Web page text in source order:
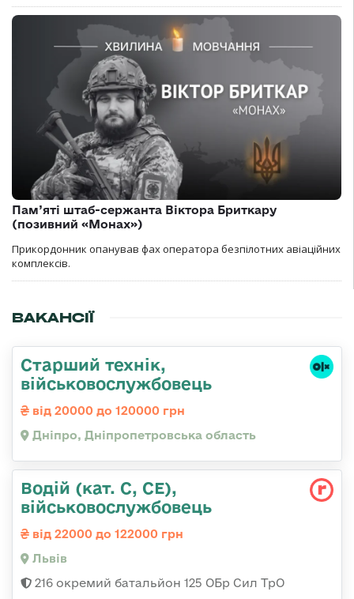
Пам’яті штаб-сержанта Віктора Бриткару
(позивний «Монах»)
Прикордонник опанував фах оператора безпілотних авіаційних
комплексів.
ВАКАНСІЇ
Старший технік,
військовослужбовець
від 20000 до 120000 грн
Дніпро, Дніпропетровська область
Водій (кат. С, СЕ),
військовослужбовець
від 22000 до 122000 грн
Львів
216 окремий батальйон 125 ОБр Сил ТрО